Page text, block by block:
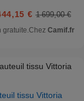
€ 1 699,00 €
gratuite.Chez Camif.fr
tissu Vittoria